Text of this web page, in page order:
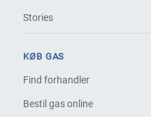
Stories
KØB GAS
Find forhandler
Bestil gas online